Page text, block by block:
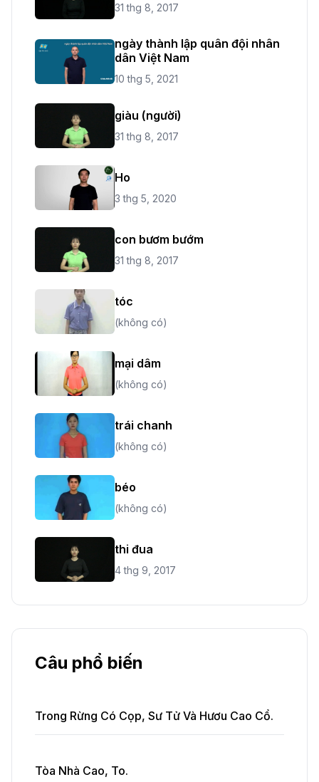
31 thg 8, 2017
ngày thành lập quân đội nhân
dân Việt Nam
10 thg 5, 2021
giàu (người)
31 thg 8, 2017
Ho
3 thg 5, 2020
con bươm bướm
31 thg 8, 2017
tóc
(không có)
mại dâm
(không có)
trái chanh
(không có)
béo
(không có)
thi đua
4 thg 9, 2017
Câu phổ biến
Trong Rừng Có Cọp, Sư Tử Và Hươu Cao Cổ.
Tòa Nhà Cao, To.